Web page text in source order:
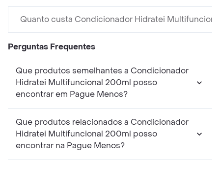
Quanto custa Condicionador Hidratei
Perguntas Frequentes
Que produtos semelhantes a Condicionador
Hidratei Multifuncional 200ml posso
encontrar em Pague Menos?
Que produtos relacionados a Condicionador
Hidratei Multifuncional 200ml posso
encontrar na Pague Menos?